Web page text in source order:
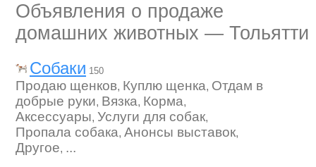
Объявления о продаже
домашних животных — Тольятти
Собаки 150
Продаю щенков, Куплю щенка, Отдам в
добрые руки, Вязка, Корма,
Аксессуары, Услуги для собак,
Пропала собака, Анонсы выставок,
Другое, ...